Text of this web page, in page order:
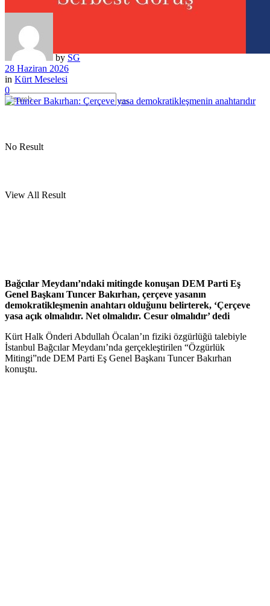
No Result
View All Result
by SG
28 Haziran 2026
in Kürt Meselesi
0
Bağcılar Meydanı’ndaki mitingde konuşan DEM Parti Eş
Genel Başkanı Tuncer Bakırhan, çerçeve yasanın
demokratikleşmenin anahtarı olduğunu belirterek, ‘Çerçeve
yasa açık olmalıdır. Net olmalıdır. Cesur olmalıdır’ dedi
Kürt Halk Önderi Abdullah Öcalan’ın fiziki özgürlüğü talebiyle
İstanbul Bağcılar Meydanı’nda gerçekleştirilen “Özgürlük
Mitingi”nde DEM Parti Eş Genel Başkanı Tuncer Bakırhan
konuştu.